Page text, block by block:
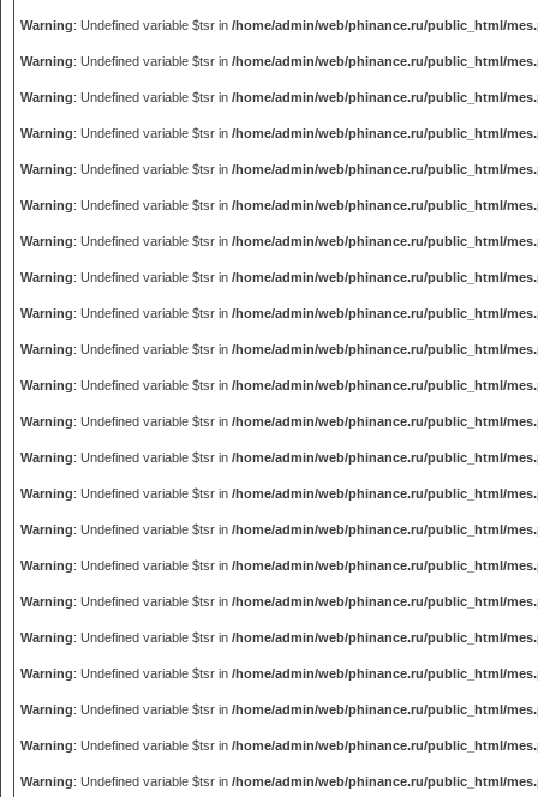
Warning: Undefined variable $tsr in /home/admin/web/phinance.ru/public_html/
Warning: Undefined variable $tsr in /home/admin/web/phinance.ru/public_html/
Warning: Undefined variable $tsr in /home/admin/web/phinance.ru/public_html/
Warning: Undefined variable $tsr in /home/admin/web/phinance.ru/public_html/
Warning: Undefined variable $tsr in /home/admin/web/phinance.ru/public_html/
Warning: Undefined variable $tsr in /home/admin/web/phinance.ru/public_html/
Warning: Undefined variable $tsr in /home/admin/web/phinance.ru/public_html/
Warning: Undefined variable $tsr in /home/admin/web/phinance.ru/public_html/
Warning: Undefined variable $tsr in /home/admin/web/phinance.ru/public_html/
Warning: Undefined variable $tsr in /home/admin/web/phinance.ru/public_html/
Warning: Undefined variable $tsr in /home/admin/web/phinance.ru/public_html/
Warning: Undefined variable $tsr in /home/admin/web/phinance.ru/public_html/
Warning: Undefined variable $tsr in /home/admin/web/phinance.ru/public_html/
Warning: Undefined variable $tsr in /home/admin/web/phinance.ru/public_html/
Warning: Undefined variable $tsr in /home/admin/web/phinance.ru/public_html/
Warning: Undefined variable $tsr in /home/admin/web/phinance.ru/public_html/
Warning: Undefined variable $tsr in /home/admin/web/phinance.ru/public_html/
Warning: Undefined variable $tsr in /home/admin/web/phinance.ru/public_html/
Warning: Undefined variable $tsr in /home/admin/web/phinance.ru/public_html/
Warning: Undefined variable $tsr in /home/admin/web/phinance.ru/public_html/
Warning: Undefined variable $tsr in /home/admin/web/phinance.ru/public_html/
Warning: Undefined variable $tsr in /home/admin/web/phinance.ru/public_html/